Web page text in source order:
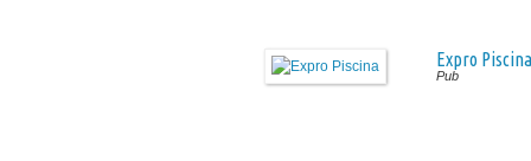
Expro Piscina
Pub